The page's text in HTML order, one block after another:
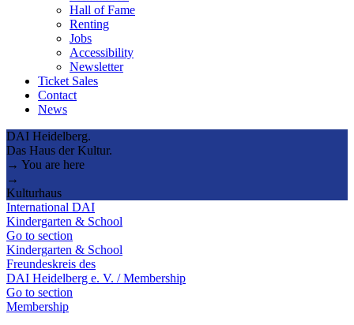
Hall of Fame
Renting
Jobs
Accessibility
Newsletter
Ticket Sales
Contact
News
DAI Heidelberg.
Das Haus der Kultur.
→ You are here
→
Kulturhaus
International DAI
Kindergarten & School
Go to section
Kindergarten & School
Freundeskreis des
DAI Heidelberg e. V. / Membership
Go to section
Membership